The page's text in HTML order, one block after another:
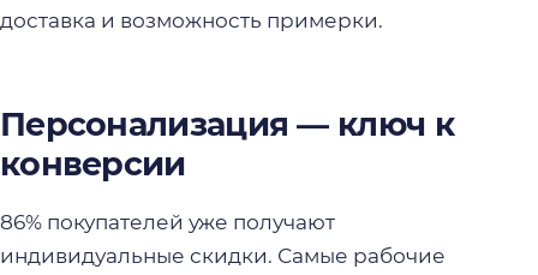
доставка и возможность примерки.
Персонализация — ключ к
конверсии
86% покупателей уже получают
индивидуальные скидки. Самые рабочие